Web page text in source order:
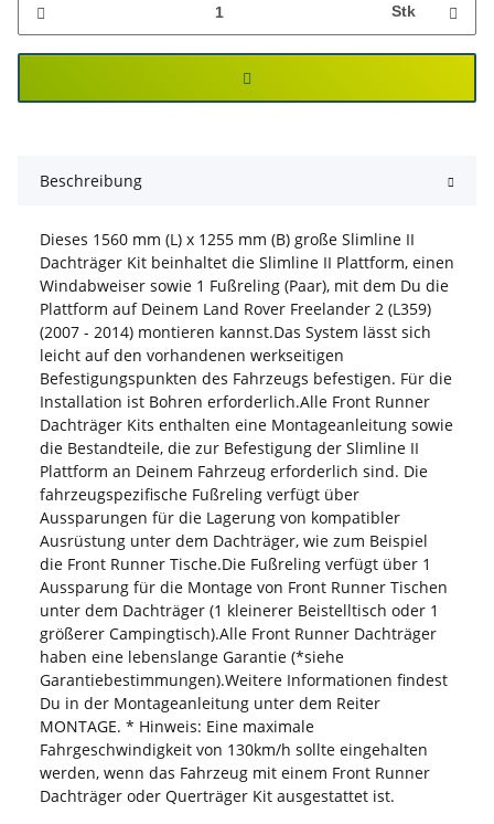
Stk
Beschreibung
Dieses 1560 mm (L) x 1255 mm (B) große Slimline II
Dachträger Kit beinhaltet die Slimline II Plattform, einen
Windabweiser sowie 1 Fußreling (Paar), mit dem Du die
Plattform auf Deinem Land Rover Freelander 2 (L359)
(2007 - 2014) montieren kannst.Das System lässt sich
leicht auf den vorhandenen werkseitigen
Befestigungspunkten des Fahrzeugs befestigen. Für die
Installation ist Bohren erforderlich.Alle Front Runner
Dachträger Kits enthalten eine Montageanleitung sowie
die Bestandteile, die zur Befestigung der Slimline II
Plattform an Deinem Fahrzeug erforderlich sind. Die
fahrzeugspezifische Fußreling verfügt über
Aussparungen für die Lagerung von kompatibler
Ausrüstung unter dem Dachträger, wie zum Beispiel
die Front Runner Tische.Die Fußreling verfügt über 1
Aussparung für die Montage von Front Runner Tischen
unter dem Dachträger (1 kleinerer Beistelltisch oder 1
größerer Campingtisch).Alle Front Runner Dachträger
haben eine lebenslange Garantie (*siehe
Garantiebestimmungen).Weitere Informationen findest
Du in der Montageanleitung unter dem Reiter
MONTAGE. * Hinweis: Eine maximale
Fahrgeschwindigkeit von 130km/h sollte eingehalten
werden, wenn das Fahrzeug mit einem Front Runner
Dachträger oder Querträger Kit ausgestattet ist.